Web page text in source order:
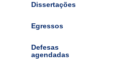
Dissertações
Egressos
Defesas
agendadas